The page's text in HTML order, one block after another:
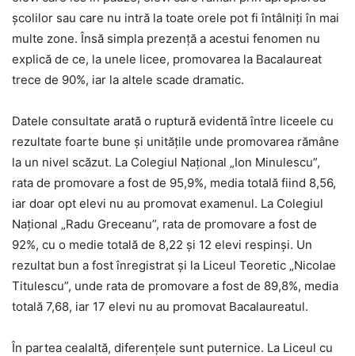
școlilor sau care nu intră la toate orele pot fi întâlniți în mai
multe zone. Însă simpla prezență a acestui fenomen nu
explică de ce, la unele licee, promovarea la Bacalaureat
trece de 90%, iar la altele scade dramatic.
Datele consultate arată o ruptură evidentă între liceele cu
rezultate foarte bune și unitățile unde promovarea rămâne
la un nivel scăzut. La Colegiul Național „Ion Minulescu”,
rata de promovare a fost de 95,9%, media totală fiind 8,56,
iar doar opt elevi nu au promovat examenul. La Colegiul
Național „Radu Greceanu”, rata de promovare a fost de
92%, cu o medie totală de 8,22 și 12 elevi respinși. Un
rezultat bun a fost înregistrat și la Liceul Teoretic „Nicolae
Titulescu”, unde rata de promovare a fost de 89,8%, media
totală 7,68, iar 17 elevi nu au promovat Bacalaureatul.
În partea cealaltă, diferențele sunt puternice. La Liceul cu